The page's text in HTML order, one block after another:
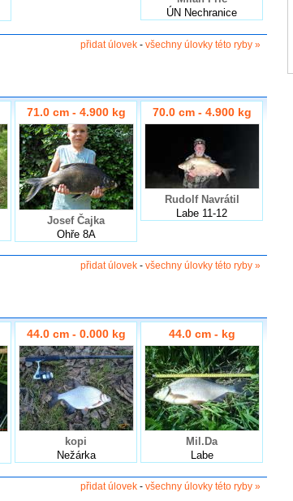
ÚN Nechranice
přidat úlovek - všechny úlovky této ryby »
71.0 cm - 4.900 kg
Josef Čajka
Ohře 8A
70.0 cm - 4.900 kg
Rudolf Navrátil
Labe 11-12
přidat úlovek - všechny úlovky této ryby »
44.0 cm - 0.000 kg
kopi
Nežárka
44.0 cm - kg
Mil.Da
Labe
přidat úlovek - všechny úlovky této ryby »